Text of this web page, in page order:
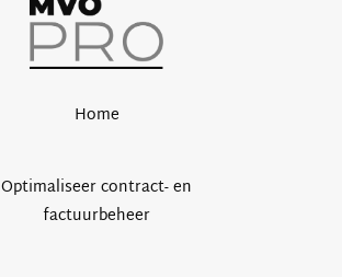
Home
Optimaliseer contract- en
factuurbeheer